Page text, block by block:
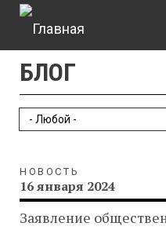
Перейти
основному
содержанию
БЛОГ
НОВОСТЬ
16 января 2024
Заявление